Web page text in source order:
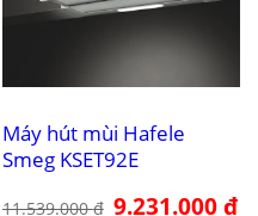
Máy hút mùi Hafele
Smeg KSET92E
11.539.000₫ Giá
9.231.000₫